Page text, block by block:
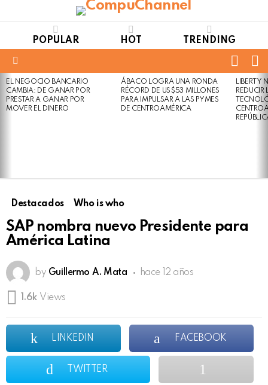
POPULAR HOT TRENDING
LATEST
STORIES
EL NEGOCIO BANCARIO
CAMBIA: DE GANAR POR
PRESTAR A GANAR POR
MOVER EL DINERO
Not
Safe
For
Click
to
view
ÁBACO LOGRA UNA RONDA
RÉCORD DE US$53 MILLONES
PARA IMPULSAR A LAS PYMES
DE CENTROAMÉRICA
LIBERTY
REDUCIR
Destacados Who is who
SAP nombra nuevo Presidente para
América Latina
by Guillermo A. Mata hace 12 años
1.6k Views
LINKEDIN FACEBOOK
TWITTER